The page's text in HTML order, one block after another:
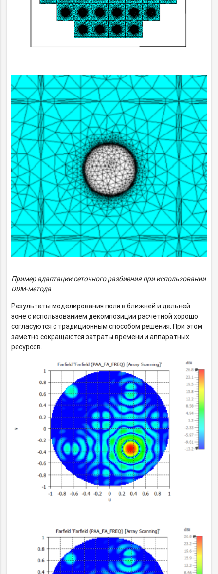
Пример адаптации сеточного разбиения при использовании
DDM-метода
Результаты моделирования поля в ближней и дальней
зоне с использованием декомпозиции расчетной хорошо
согласуются с традиционным способом решения. При этом
заметно сокращаются затраты времени и аппаратных
ресурсов.